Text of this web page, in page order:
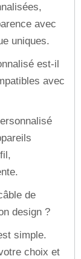
avec
uniques.
est-il
avec
de
design ?
simple.
choix et